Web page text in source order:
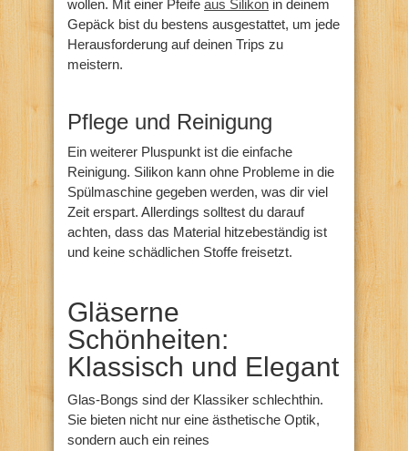
wollen. Mit einer Pfeife aus Silikon in deinem
Gepäck bist du bestens ausgestattet, um jede
Herausforderung auf deinen Trips zu
meistern.
Pflege und Reinigung
Ein weiterer Pluspunkt ist die einfache
Reinigung. Silikon kann ohne Probleme in die
Spülmaschine gegeben werden, was dir viel
Zeit erspart. Allerdings solltest du darauf
achten, dass das Material hitzebeständig ist
und keine schädlichen Stoffe freisetzt.
Gläserne
Schönheiten:
Klassisch und Elegant
Glas-Bongs sind der Klassiker schlechthin.
Sie bieten nicht nur eine ästhetische Optik,
sondern auch ein reines